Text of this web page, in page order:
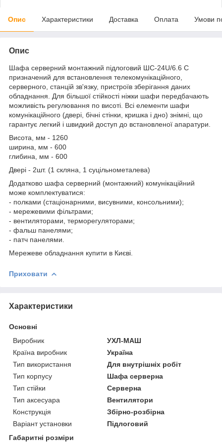
Опис Характеристики Доставка Оплата Умови
Опис
Шафа серверний монтажний підлоговий ШС-24U/6.6 C
призначений для встановлення телекомунікаційного,
серверного, станцій зв'язку, пристроїв зберігання даних
обладнання. Для більшої стійкості ніжки шафи передбачають
можливість регулювання по висоті. Всі елементи шафи
комунікаційного (двері, бічні стінки, кришка і дно) знімні, що
гарантує легкий і швидкий доступ до встановленої апаратури.
Висота, мм - 1260
ширина, мм - 600
глибина, мм - 600
Двері - 2шт. (1 скляна, 1 суцільнометалева)
Додатково шафа серверний (монтажний) комунікаційний
може комплектуватися:
- полками (стаціонарними, висувними, консольними);
- мережевими фільтрами;
- вентиляторами, терморегуляторами;
- фальш панелями;
- патч панелями.
Мережеве обладнання купити в Києві.
Приховати
Характеристики
Основні
Виробник
УХЛ-МАШ
Країна виробник
Україна
Тип використання
Для внутрішніх робіт
Тип корпусу
Шафа серверна
Тип стійки
Серверна
Тип аксесуара
Вентилятори
Конструкція
Збірно-розбірна
Варіант установки
Підлоговий
Габаритні розміри